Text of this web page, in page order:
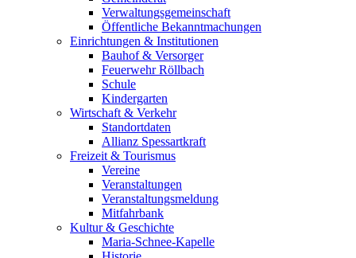
Verwaltungsgemeinschaft
Öffentliche Bekanntmachungen
Einrichtungen & Institutionen
Bauhof & Versorger
Feuerwehr Röllbach
Schule
Kindergarten
Wirtschaft & Verkehr
Standortdaten
Allianz Spessartkraft
Freizeit & Tourismus
Vereine
Veranstaltungen
Veranstaltungsmeldung
Mitfahrbank
Kultur & Geschichte
Maria-Schnee-Kapelle